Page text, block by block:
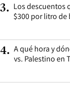
3. Los descuentos
$300 por litro
4. A qué hora y
vs. Palestino en